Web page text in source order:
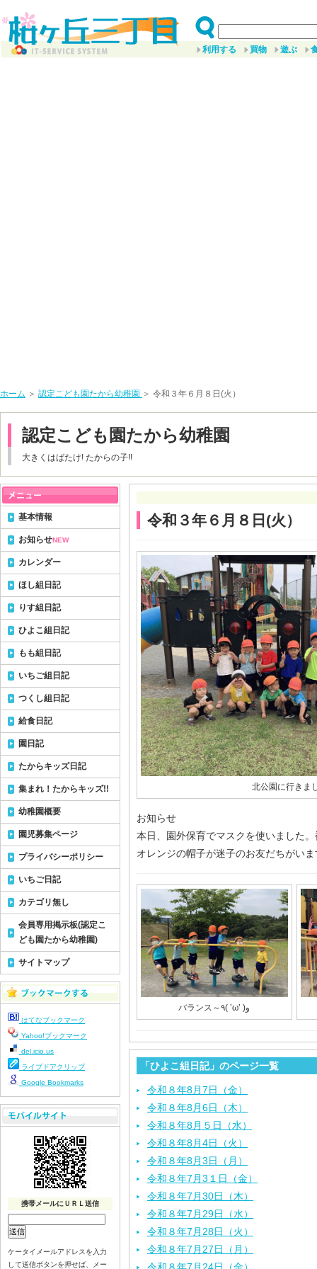
利用する 買物 遊ぶ
ホーム ＞ 認定こども園たから幼稚園 ＞ 令和３年６月８日(火）
認定こども園たから幼稚園
大きくはばたけ! たからの子!!
令和３年６月８日(火）
北公園に行きま
お知らせ
本日、園外保育でマスクを使いました
オレンジの帽子が迷子のお友だちがい
バランス～٩( ’ω’ )و
「ひよこ組日記」のページ一覧
令和８年8月7日（金）
令和８年8月6日（木）
令和８年8月５日（水）
令和８年8月4日（火）
令和８年8月3日（月）
令和８年7月3１日（金）
令和８年7月30日（木）
令和８年7月29日（水）
令和８年7月28日（火）
令和８年7月27日（月）
基本情報
お知らせNEW
カレンダー
ほし組日記
りす組日記
ひよこ組日記
もも組日記
いちご組日記
つくし組日記
給食日記
園日記
たからキッズ日記
集まれ！たからキッズ!!
幼稚園概要
園児募集ページ
プライバシーポリシー
いちご日記
カテゴリ無し
会員専用掲示板(認定こ
ども園たから幼稚園)
サイトマップ
はてなブックマーク
Yahoo!ブックマーク
del.icio.us
ライブドアクリップ
Google Bookmarks
携帯メールにＵＲＬ送信
ケータイメールアドレスを入力
して送信ボタンを押せば、メー